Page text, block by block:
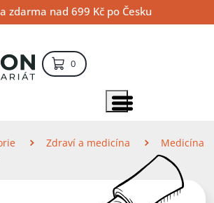
zdarma nad 699 Kč po Česku
0položek – košík
Zobrazit položky menu
Zdraví a medicína
Medicína